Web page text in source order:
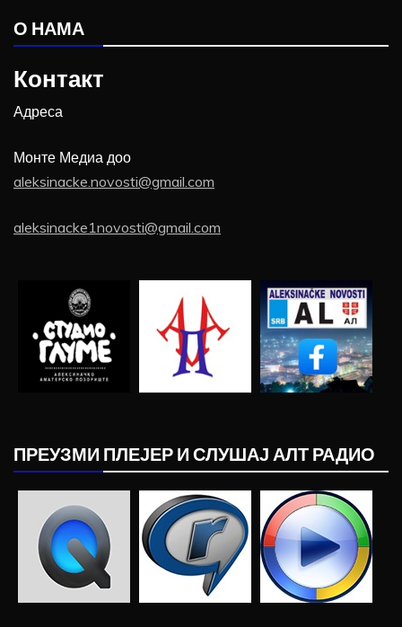
О НАМА
Контакт
Адреса
Монте Медиа доо
aleksinacke.novosti@gmail.com
aleksinacke1novosti@gmail.com
ПРЕУЗМИ ПЛЕЈЕР И СЛУШАЈ АЛТ РАДИО